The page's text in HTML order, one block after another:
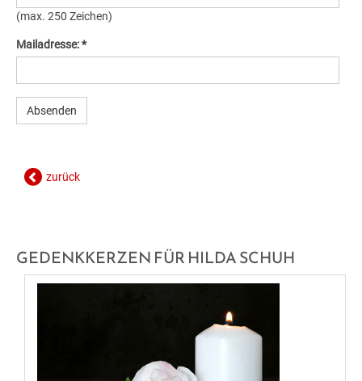
KINDERUNI
ENERGIEBUCHHALTUNG
COMMUNITY-NURSING
KLAR! REGION
(max. 250 Zeichen)
Mailadresse: *
zurück
GEDENKKERZEN FÜR HILDA SCHUH